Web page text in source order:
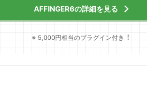
AFFINGER6の詳細を見る
※ 5,000円相当のプラグイン付き ！